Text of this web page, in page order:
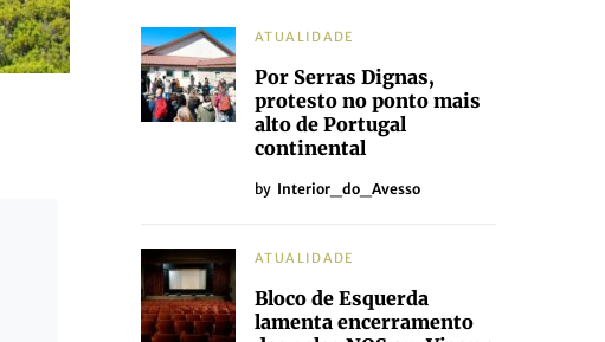
ATUALIDADE
Por Serras Dignas,
protesto no ponto mais
alto de Portugal
continental
by Interior_do_Avesso
ATUALIDADE
Bloco de Esquerda
lamenta encerramento